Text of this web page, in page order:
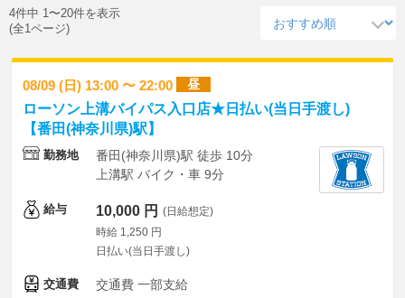
4件中 1〜20件を表示
(全1ページ)
08/09 (日) 13:00 〜 22:00 昼
ローソン上溝バイパス入口店★日払い(当日手渡し)
【番田(神奈川県)駅】
勤務地
番田(神奈川県)駅 徒歩 10分
上溝駅 バイク・車 9分
給与 10,000 円 (日給想定)
時給 1,250 円
日払い(当日手渡し)
交通費 交通費 一部支給